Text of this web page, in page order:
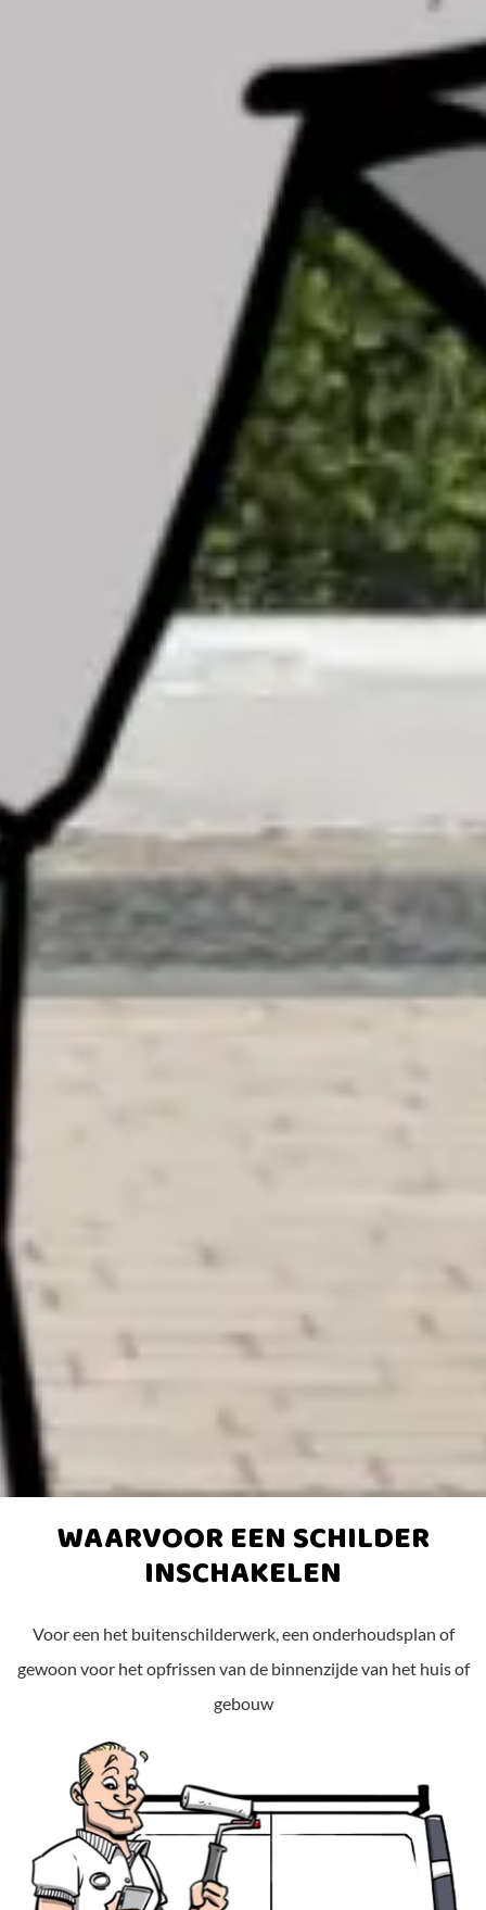
WAARVOOR EEN SCHILDER
INSCHAKELEN
Voor een het buitenschilderwerk, een onderhoudsplan of
gewoon voor het opfrissen van de binnenzijde van het huis of
gebouw